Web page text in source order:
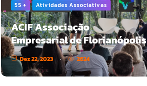
55 + Atividades Associativas
ACIF Associação
Empresarial de Florianópolis
Dez 22, 2023 2624